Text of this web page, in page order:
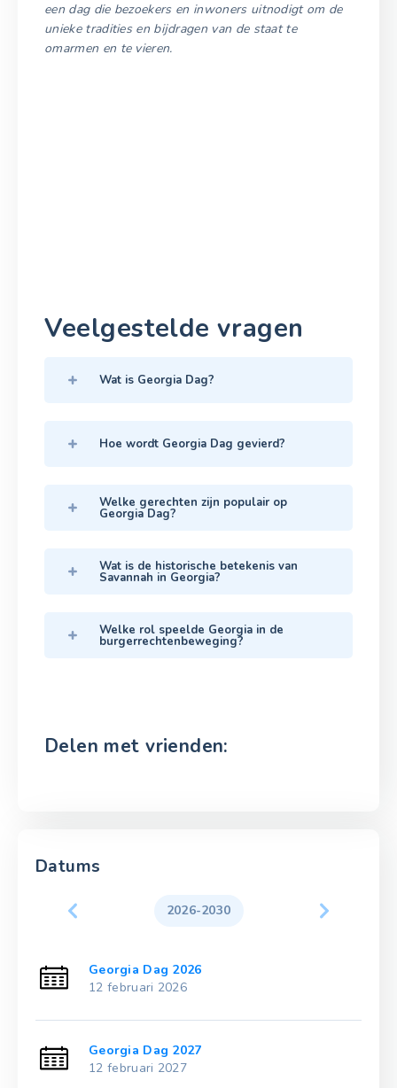
een dag die bezoekers en inwoners uitnodigt om de
unieke tradities en bijdragen van de staat te
omarmen en te vieren.
Veelgestelde vragen
Wat is Georgia Dag?
Hoe wordt Georgia Dag gevierd?
Welke gerechten zijn populair op
Georgia Dag?
Wat is de historische betekenis van
Savannah in Georgia?
Welke rol speelde Georgia in de
burgerrechtenbeweging?
Delen met vrienden:
Datums
2026-2030
Georgia Dag 2026
12 februari 2026
Georgia Dag 2027
12 februari 2027